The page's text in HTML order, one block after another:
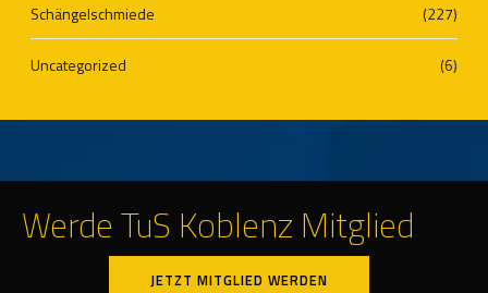
Schängelschmiede (227)
Uncategorized (6)
Werde TuS Koblenz Mitglied
JETZT MITGLIED WERDEN